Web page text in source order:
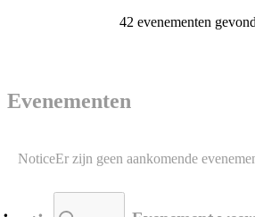
42 evenementen
Evenementen
NoticeEr zijn geen aankomende